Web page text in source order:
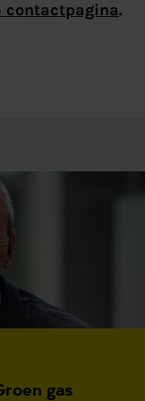
contactpagina.
gas